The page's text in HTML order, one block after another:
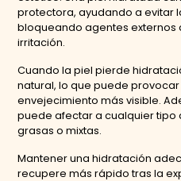
protectora, ayudando a evitar
bloqueando agentes externos
irritación.
Cuando la piel pierde
natural, lo que puede
envejecimiento más visible.
puede afectar a cualquier tipo
grasas o mixtas.
Mantener una hidratación
recupere más rápido tras la